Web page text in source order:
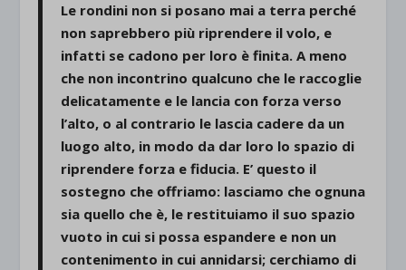
Le rondini non si posano mai a terra perché
non saprebbero più riprendere il volo, e
infatti se cadono per loro è finita. A meno
che non incontrino qualcuno che le raccoglie
delicatamente e le lancia con forza verso
l’alto, o al contrario le lascia cadere da un
luogo alto, in modo da dar loro lo spazio di
riprendere forza e fiducia. E’ questo il
sostegno che offriamo: lasciamo che ognuna
sia quello che è, le restituiamo il suo spazio
vuoto in cui si possa espandere e non un
contenimento in cui annidarsi; cerchiamo di